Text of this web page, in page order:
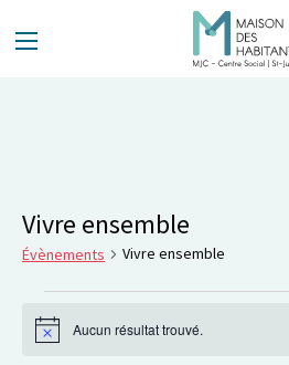
Vivre ensemble
Évènements Vivre ensemble
Notice Aucun résultat trouvé.
Panneau de gestion des cookies